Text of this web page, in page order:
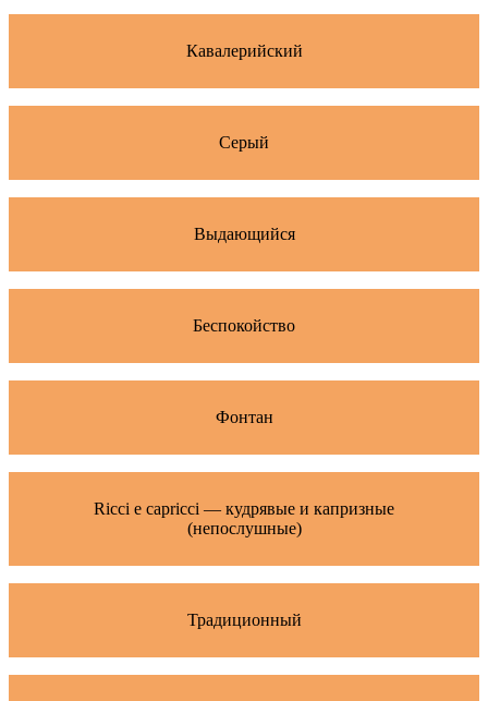
Кавалерийский
Серый
Выдающийся
Беспокойство
Фонтан
Ricci e capricci — кудрявые и капризные
(непослушные)
Традиционный